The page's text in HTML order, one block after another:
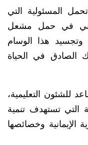
المسئولية التي
في حمل مشعل
وتجسيد هذا الوسام
الصادق في الحياة
للشئون التعليمية،
التي تستهدف تنمية
الإيمانية وخصائصها